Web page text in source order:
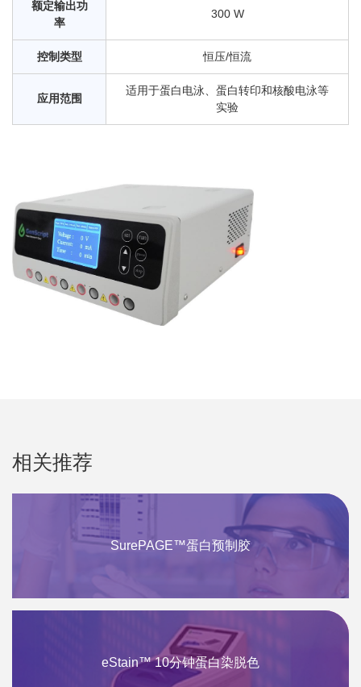
额定输出功
率
300 W
控制类型 恒压/恒流
应用范围
适用于蛋白电泳、蛋白转印和核酸电泳等
实验
相关推荐
SurePAGE™蛋白预制胶
eStain™ 10分钟蛋白染脱色